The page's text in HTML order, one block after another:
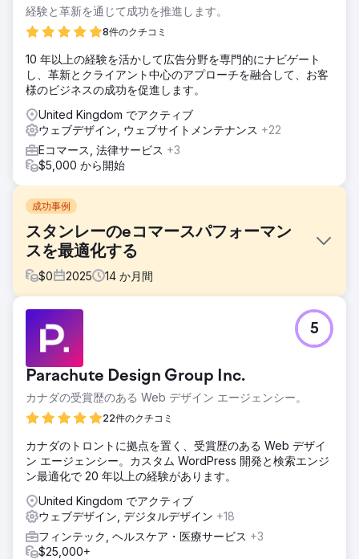
経験と革新を通じて成功を推進します。
8件のクチコミ
10 年以上の経験を活かして広告分野を専門的にナビゲート
し、革新とクライアント中心のアプローチを融合して、お客
様のビジネスの成功を促進します。
United Kingdom でアクティブ
ウェブデザイン, ウェブサイトメンテナンス +22
Eコマース, 法律サービス +3
$5,000 から開始
成功事例
スタンレーのeコマースパフォーマン
スを最適化する
$0 2025 14 か月間
スタンレーは、高まる需要に対応するため、eコマース体験
の改善を必要としていました。ブランドへの関心は高かった
ものの、ユーザー体験、サイト構造、そして全体的なパフォ
ーマンスがコンバージョン率と効率性を阻害していました。
目標は、より直感的で高速な、そしてユーザーの購買行動に
より合致した体験を提供することでした。
Byte Digitalは、StanleyのShopifyストアの主要部分を再構築
し、ユーザビリティとパフォーマンスを向上させました。ナ
ビゲーションを簡素化し、サイト構造を改善し、重要なユー
ザー体験を最適化しました。同時に、ページパフォーマンス
とコンバージョンフローを強化し、ユーザーの負担を軽減
し、購入プロセスをよりスムーズにしました。
結果
Parachute Design Group Inc.
カナダの受賞歴のある Web デザイン エージェンシー。
22件のクチコミ
5
カナダのトロントに拠点を置く、受賞歴のある Web デザイ
ン エージェンシー。カスタム WordPress 開発と検索エンジ
ン最適化で 20 年以上の経験があります。
United Kingdom でアクティブ
ウェブデザイン, デジタルデザイン +18
フィンテック, ヘルスケア・医療サービス +3
$25,000+